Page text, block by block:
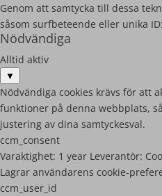
Genom att samtycka till dessa
såsom surfbeteende eller unika
Nödvändiga
Alltid aktiv
▼
Nödvändiga cookies krävs för att
funktioner på denna webbplats,
justering av dina samtyckesval.
ccm_consent
Varaktighet: 1 year Leverantör:
Lagrar användarens cookie-
ccm_user_id